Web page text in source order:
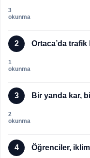
3
okunma
2 Ortaca’da trafik
1
okunma
3 Bir yanda kar,
2
okunma
4 Öğrenciler,